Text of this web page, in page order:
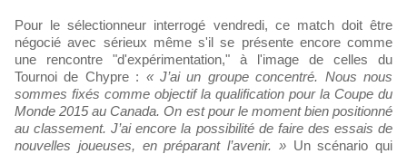
Pour le sélectionneur interrogé vendredi, ce match doit être
négocié avec sérieux même s'il se présente encore comme
une rencontre "d'expérimentation," à l'image de celles du
Tournoi de Chypre : « J’ai un groupe concentré. Nous nous
sommes fixés comme objectif la qualification pour la Coupe du
Monde 2015 au Canada. On est pour le moment bien positionné
au classement. J’ai encore la possibilité de faire des essais de
nouvelles joueuses, en préparant l’avenir. »Un scénario qui